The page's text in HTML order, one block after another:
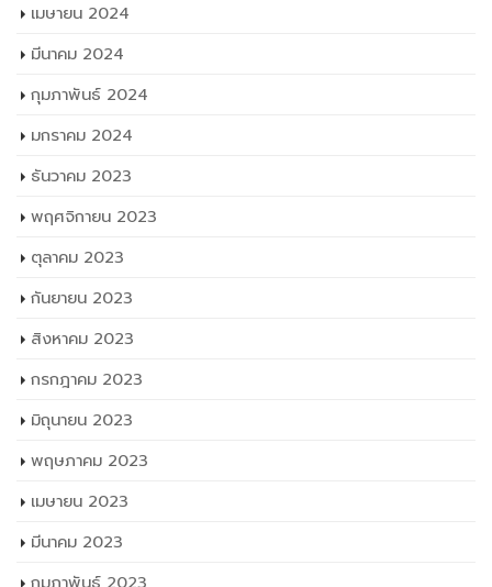
เมษายน 2024
มีนาคม 2024
กุมภาพันธ์ 2024
มกราคม 2024
ธันวาคม 2023
พฤศจิกายน 2023
ตุลาคม 2023
กันยายน 2023
สิงหาคม 2023
กรกฎาคม 2023
มิถุนายน 2023
พฤษภาคม 2023
เมษายน 2023
มีนาคม 2023